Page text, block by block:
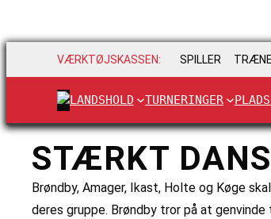
VÆRKTØJSKASSEN: SPILLER
LANDSHOLD TURNERINGER
STÆRKT
Brøndby, Amager, Ikast, Holte og Køge
deres gruppe. Brøndby tror på at